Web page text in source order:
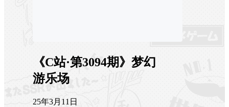
《C站·第3094期》梦幻
游乐场
25年3月11日